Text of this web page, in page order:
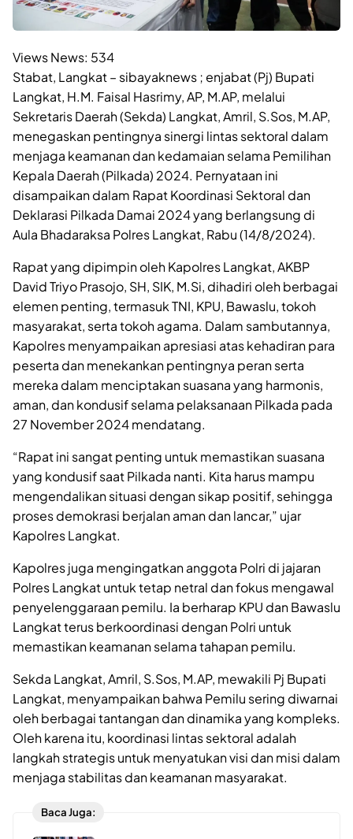
Views News: 534
Stabat, Langkat – sibayaknews ; enjabat (Pj) Bupati
Langkat, H.M. Faisal Hasrimy, AP, M.AP, melalui
Sekretaris Daerah (Sekda) Langkat, Amril, S.Sos, M.AP,
menegaskan pentingnya sinergi lintas sektoral dalam
menjaga keamanan dan kedamaian selama Pemilihan
Kepala Daerah (Pilkada) 2024. Pernyataan ini
disampaikan dalam Rapat Koordinasi Sektoral dan
Deklarasi Pilkada Damai 2024 yang berlangsung di
Aula Bhadaraksa Polres Langkat, Rabu (14/8/2024).
Rapat yang dipimpin oleh Kapolres Langkat, AKBP
David Triyo Prasojo, SH, SIK, M.Si, dihadiri oleh berbagai
elemen penting, termasuk TNI, KPU, Bawaslu, tokoh
masyarakat, serta tokoh agama. Dalam sambutannya,
Kapolres menyampaikan apresiasi atas kehadiran para
peserta dan menekankan pentingnya peran serta
mereka dalam menciptakan suasana yang harmonis,
aman, dan kondusif selama pelaksanaan Pilkada pada
27 November 2024 mendatang.
“Rapat ini sangat penting untuk memastikan suasana
yang kondusif saat Pilkada nanti. Kita harus mampu
mengendalikan situasi dengan sikap positif, sehingga
proses demokrasi berjalan aman dan lancar,” ujar
Kapolres Langkat.
Kapolres juga mengingatkan anggota Polri di jajaran
Polres Langkat untuk tetap netral dan fokus mengawal
penyelenggaraan pemilu. Ia berharap KPU dan Bawaslu
Langkat terus berkoordinasi dengan Polri untuk
memastikan keamanan selama tahapan pemilu.
Sekda Langkat, Amril, S.Sos, M.AP, mewakili Pj Bupati
Langkat, menyampaikan bahwa Pemilu sering diwarnai
oleh berbagai tantangan dan dinamika yang kompleks.
Oleh karena itu, koordinasi lintas sektoral adalah
langkah strategis untuk menyatukan visi dan misi dalam
menjaga stabilitas dan keamanan masyarakat.
Baca Juga: